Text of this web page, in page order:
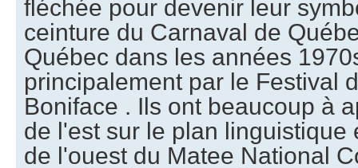
fléchée pour devenir leur
ceinture du Carnaval de
Québec dans les années
principalement par le Festival
Boniface . Ils ont beaucoup à
de l'est sur le plan linguistique
de l'ouest du Matee National